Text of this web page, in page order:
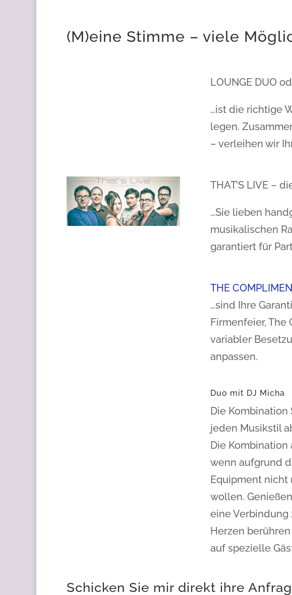
(M)eine Stimme – viele
LOUNGE DUO
…ist die richtige
legen.
– verleihen wir
THAT’S LIVE –
…Sie lieben
musikalischen
garantiert für
THE
…sind Ihre
Firmenfeier,
variabler
anpassen.
Duo mit DJ Micha
Die Kombination
jeden Musikstil
Die
wenn aufgrund
Equipment nicht
wollen.
eine
Herzen
auf spezielle
Schicken Sie mir direkt ihre